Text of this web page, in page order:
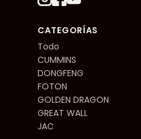
CATEGORÍAS
Todo
CUMMINS
DONGFENG
FOTON
GOLDEN DRAGON
GREAT WALL
JAC